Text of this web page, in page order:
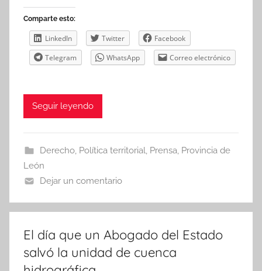
Comparte esto:
LinkedIn Twitter
Facebook
Telegram
WhatsApp Correo electrónico
Seguir leyendo
Derecho, Política territorial, Prensa, Provincia de
León
Dejar un comentario
El día que un Abogado del Estado
salvó la unidad de cuenca